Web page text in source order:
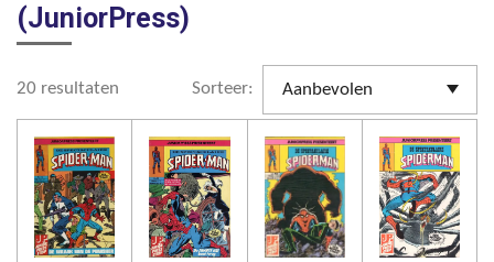
(JuniorPress)
20 resultaten Sorteer: